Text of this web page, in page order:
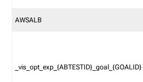
AWSALB
_vis_opt_exp_{ABTESTID}_goal_{GOALID}